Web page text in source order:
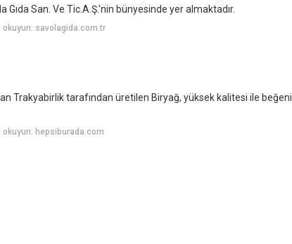
San. Ve Tic.A.Ş.'nin bünyesinde yer almaktadır.
okuyun: savolagida.com.tr
Trakyabirlik tarafından üretilen Biryağ, yüksek kalitesi ile beğeni
okuyun: hepsiburada.com